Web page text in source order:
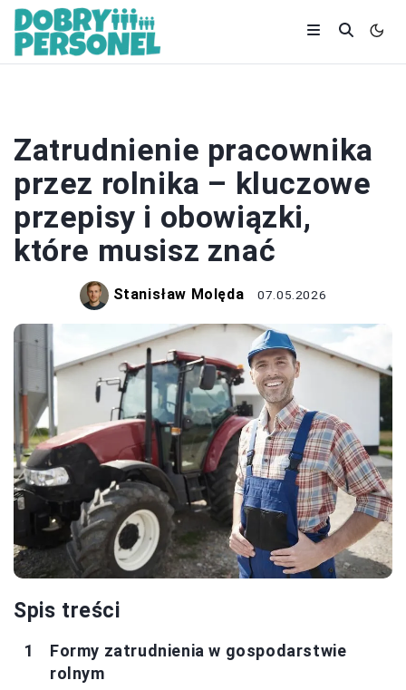
Zatrudnienie pracownika
przez rolnika – kluczowe
przepisy i obowiązki,
które musisz znać
Stanisław Molęda 07.05.2026
Spis treści
Formy zatrudnienia w gospodarstwie
rolnym